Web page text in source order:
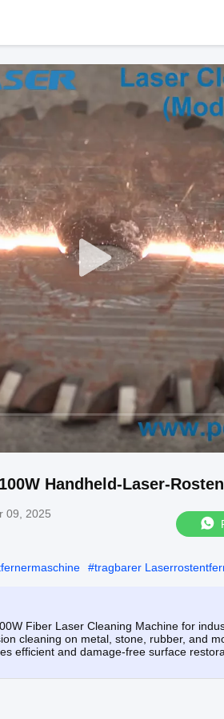
Handheld-Laser-
09, 2025
#tragbarer
Fiber Laser Cleaning Machine for
cleaning on metal, stone, rubber, and
efficient and damage-free surface